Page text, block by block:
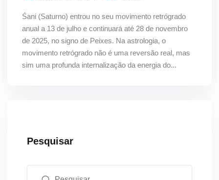
Śani (Saturno) entrou no seu movimento retrógrado
anual a 13 de julho e continuará até 28 de novembro
de 2025, no signo de Peixes. Na astrologia, o
movimento retrógrado não é uma reversão real, mas
sim uma profunda internalização da energia do...
Pesquisar